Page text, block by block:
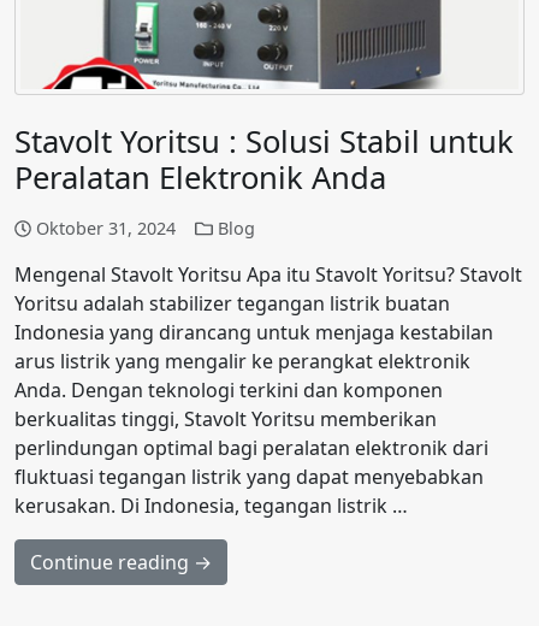
Stavolt Yoritsu : Solusi Stabil untuk
Peralatan Elektronik Anda
Oktober 31, 2024 Blog
Mengenal Stavolt Yoritsu Apa itu Stavolt Yoritsu? Stavolt
Yoritsu adalah stabilizer tegangan listrik buatan
Indonesia yang dirancang untuk menjaga kestabilan
arus listrik yang mengalir ke perangkat elektronik
Anda. Dengan teknologi terkini dan komponen
berkualitas tinggi, Stavolt Yoritsu memberikan
perlindungan optimal bagi peralatan elektronik dari
fluktuasi tegangan listrik yang dapat menyebabkan
kerusakan. Di Indonesia, tegangan listrik …
Continue reading →